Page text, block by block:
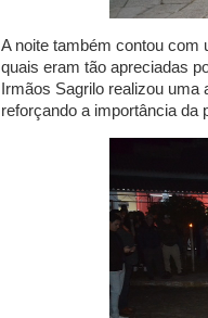
A noite também contou com
quais eram tão apreciadas
Irmãos Sagrilo realizou uma
reforçando a importância da